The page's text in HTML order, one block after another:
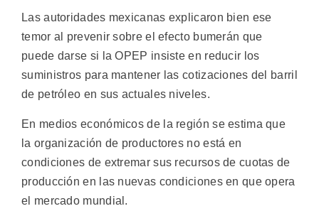
Las autoridades mexicanas explicaron bien ese
temor al prevenir sobre el efecto bumerán que
puede darse si la OPEP insiste en reducir los
suministros para mantener las cotizaciones del barril
de petróleo en sus actuales niveles.
En medios económicos de la región se estima que
la organización de productores no está en
condiciones de extremar sus recursos de cuotas de
producción en las nuevas condiciones en que opera
el mercado mundial.